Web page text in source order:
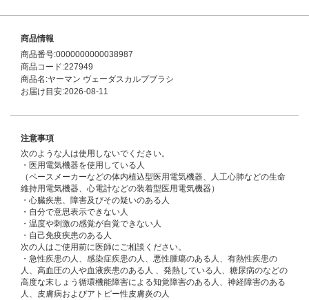
商品情報
商品番号:0000000000038987
商品コード:227949
商品名:ヤーマン ヴェーダスカルプブラシ
お届け目安:2026-08-11
注意事項
次のような人は使用しないでください。
・医用電気機器を使用している人
（ペースメーカーなどの体内植込型医用電気機器、人工心肺などの生命
維持用電気機器、心電計などの装着型医用電気機器）
・心臓疾患、障害及びその疑いのある人
・自分で意思表示できない人
・温度や刺激の感覚が自覚できない人
・自己免疫疾患のある人
次の人はご使用前に医師にご相談ください。
・急性疾患の人、感染症疾患の人、悪性腫瘍のある人、有熱性疾患の
人、高血圧の人や血液疾患のある人 、発熱している人、糖尿病のなどの
高度な末しょう循環機能障害による知覚障害のある人、神経障害のある
人、皮膚病およびアトピー性皮膚炎の人